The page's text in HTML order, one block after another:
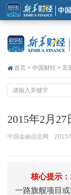
首页 > 中国财经 > 宏
2015年2月
中国金融信息网 2015
核心提示：
一路旗舰项目